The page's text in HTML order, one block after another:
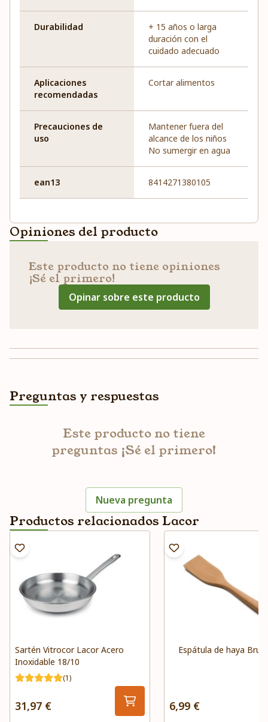
Durabilidad
+ 15 años o larga
duración con el
cuidado adecuado
Aplicaciones
recomendadas
Cortar alimentos
Precauciones de
uso
Mantener fuera del
alcance de los niños
No sumergir en agua
ean13 8414271380105
Opiniones del producto
Este producto no tiene opiniones
¡Sé el primero!
Opinar sobre este producto
Preguntas y respuestas
Este producto no tiene
preguntas ¡Sé el primero!
Nueva pregunta
Productos relacionados Lacor
Sartén Vitrocor Lacor Acero
Inoxidable 18/10
(1)
31,97 €
Espátula de haya
6,99 €